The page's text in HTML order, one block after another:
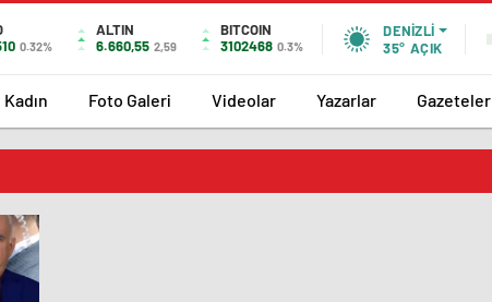
0.32%
ALTIN
6.660,55 2,59
BITCOIN
3102468 0.3%
DENIZLI
35° AÇIK
Kadın Foto Galeri Videolar Yazarlar Gazeteler